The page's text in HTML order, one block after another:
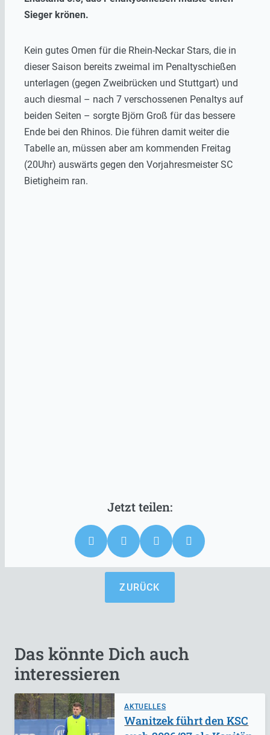
Sieger krönen.
Kein gutes Omen für die Rhein-Neckar Stars, die in
dieser Saison bereits zweimal im Penaltyschießen
unterlagen (gegen Zweibrücken und Stuttgart) und
auch diesmal – nach 7 verschossenen Penaltys auf
beiden Seiten – sorgte Björn Groß für das bessere
Ende bei den Rhinos. Die führen damit weiter die
Tabelle an, müssen aber am kommenden Freitag
(20Uhr) auswärts gegen den Vorjahresmeister SC
Bietigheim ran.
ZURÜCK
Das könnte Dich auch
interessieren
AKTUELLES
Wanitzek führt den KSC